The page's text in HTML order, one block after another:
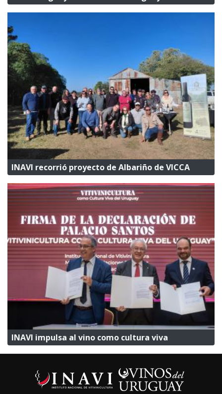
INAVI recorrió proyecto de Albariño de VICCA
INAVI impulsa al vino como cultura viva